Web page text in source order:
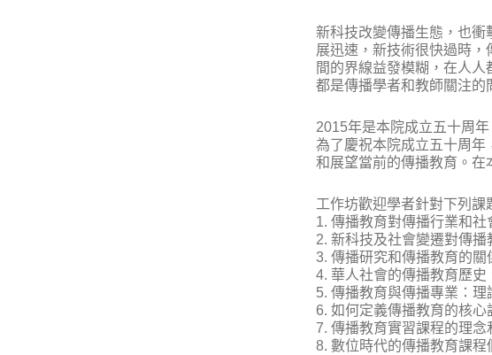
新科技改變傳播生態，也
展迅速，新技術很快過時
間的界線益發模糊，在人
都是傳播學者和教師關注的
2015年是本院成立五十周
為了慶祝本院成立五十周
和展望當前的傳播教育。在
工作坊歡迎學者針對下列課
1. 傳播教育對傳播行業和社
2. 新科技及社會變遷對傳播
3. 傳播研究和傳播教育的關
4. 華人社會的傳播教育歷史
5. 傳播教育與傳播專業：理
6. 如何定義傳播教育的核
7. 傳播教育實習課程的理念
8. 數位時代的傳播教育課程